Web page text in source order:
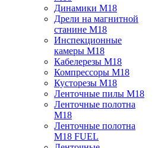
Динамики M18
Дрели на магнитной
станине M18
Инспекционные
камеры M18
Кабелерезы M18
Компрессоры M18
Кусторезы M18
Ленточные пилы M18
Ленточные полотна
M18
Ленточные полотна
M18 FUEL